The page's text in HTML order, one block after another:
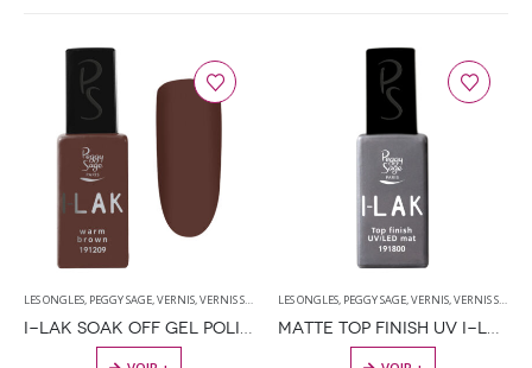
LES ONGLES, PEGGY SAGE,VERNIS,VERNIS SEMI PERMANENT
I-LAK SOAK OFF GEL POLISH WARM BROWN 11ML
LES ONGLES, PEGGY SAGE,VERNIS,VERNIS SEMI PERMANENT
MATTE TOP FINISH UV I-LAK SOAK OFF GEL POLISH – 11ML